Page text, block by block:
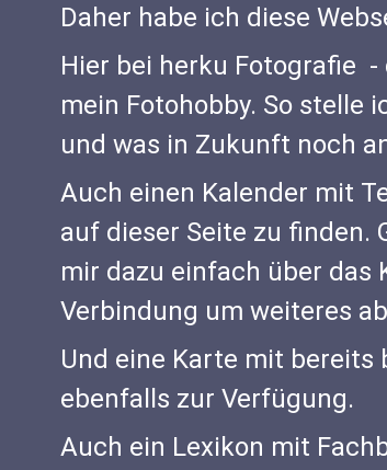
Daher habe ich diese
Hier bei herku Fotografie
mein Fotohobby. So stelle
und was in Zukunft noch
Auch einen Kalender mit
auf dieser Seite zu finden.
mir dazu einfach über das
Verbindung um weiteres
Und eine Karte mit
ebenfalls zur Verfügung.
Auch ein Lexikon mit